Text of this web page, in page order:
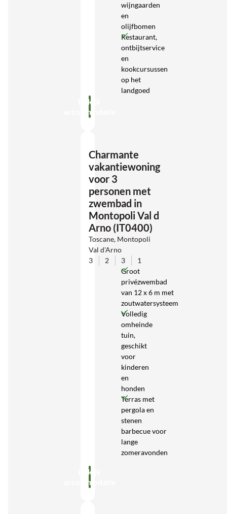
wijngaarden
en
olijfbomen
Restaurant,
ontbijtservice
en
kookcursussen
op het
landgoed
Bekijk
accommodatie
Charmante
vakantiewoning
voor 3
personen met
zwembad in
Montopoli Val d
Arno (IT0400)
Toscane, Montopoli
Val d'Arno
3
2 3
1
Groot
privézwembad
van 12 x 6 m met
zoutwatersysteem
Volledig
omheinde
tuin,
geschikt
voor
kinderen
en
honden
Terras met
pergola en
stenen
barbecue voor
lange
zomeravonden
Bekijk
accommodatie